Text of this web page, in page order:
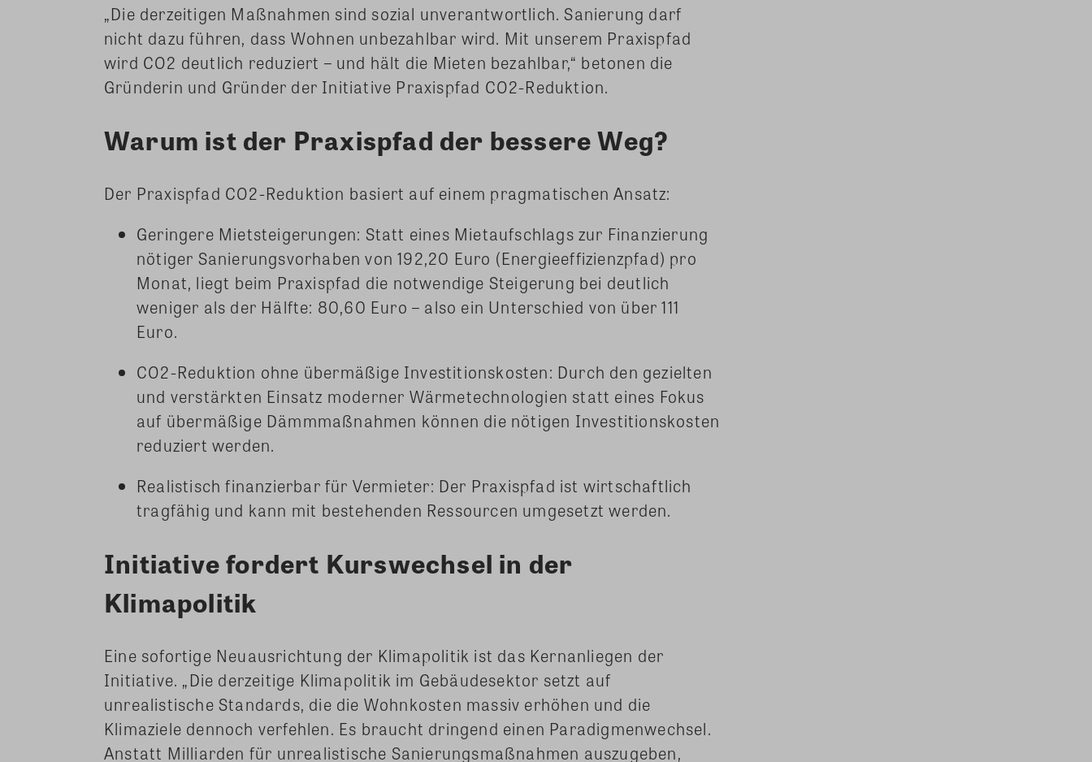
„Die derzeitigen Maßnahmen sind sozial unverantwortlich. Sanierung darf
nicht dazu führen, dass Wohnen unbezahlbar wird. Mit unserem Praxispfad
wird CO2 deutlich reduziert – und hält die Mieten bezahlbar,“ betonen die
Gründerin und Gründer der Initiative Praxispfad CO2-Reduktion.
Warum ist der Praxispfad der bessere Weg?
Der Praxispfad CO2-Reduktion basiert auf einem pragmatischen Ansatz:
Geringere Mietsteigerungen: Statt eines Mietaufschlags zur Finanzierung
nötiger Sanierungsvorhaben von 192,20 Euro (Energieeffizienzpfad) pro
Monat, liegt beim Praxispfad die notwendige Steigerung bei deutlich
weniger als der Hälfte: 80,60 Euro – also ein Unterschied von über 111
Euro.
CO2-Reduktion ohne übermäßige Investitionskosten: Durch den gezielten
und verstärkten Einsatz moderner Wärmetechnologien statt eines Fokus
auf übermäßige Dämmmaßnahmen können die nötigen Investitionskosten
reduziert werden.
Realistisch finanzierbar für Vermieter: Der Praxispfad ist wirtschaftlich
tragfähig und kann mit bestehenden Ressourcen umgesetzt werden.
Initiative fordert Kurswechsel in der
Klimapolitik
Eine sofortige Neuausrichtung der Klimapolitik ist das Kernanliegen der
Initiative. „Die derzeitige Klimapolitik im Gebäudesektor setzt auf
unrealistische Standards, die die Wohnkosten massiv erhöhen und die
Klimaziele dennoch verfehlen. Es braucht dringend einen Paradigmenwechsel.
Anstatt Milliarden für unrealistische Sanierungsmaßnahmen auszugeben,